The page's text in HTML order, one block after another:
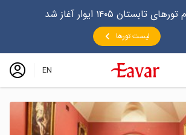
تابستان ۱۴۰۵ ایوار آغاز شد
لیست تورها
EN